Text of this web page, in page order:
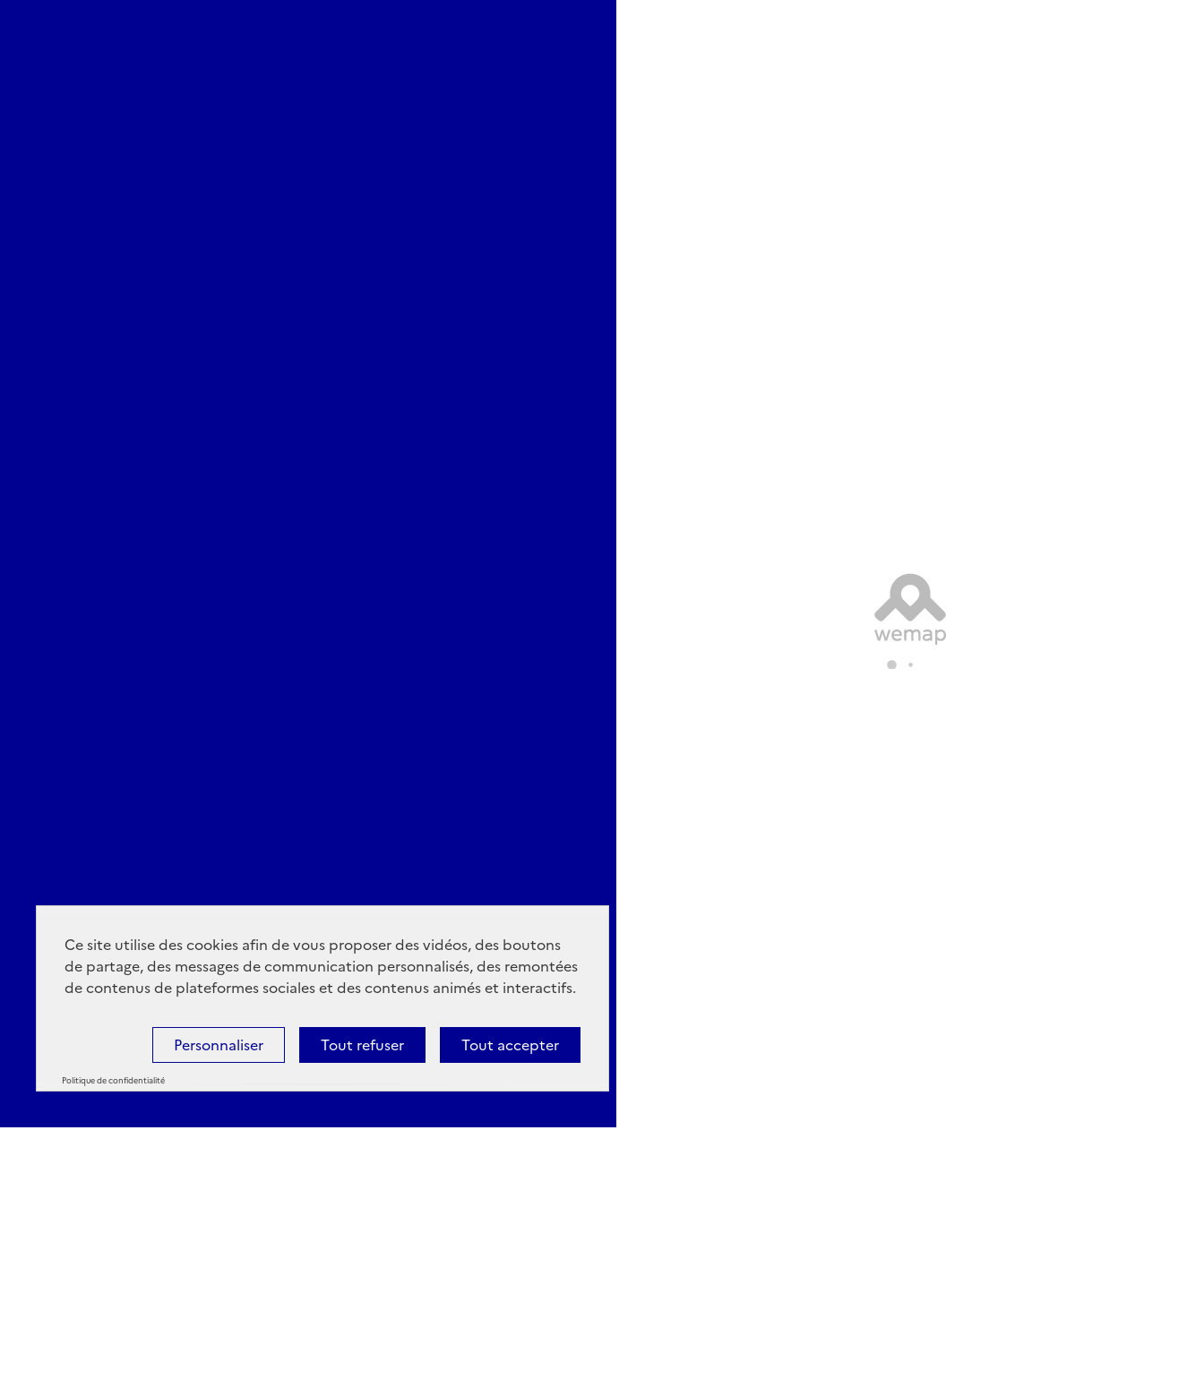
Ce site utilise des cookies afin de vous proposer des vidéos, des boutons
de partage, des messages de communication personnalisés, des remontées
de contenus de plateformes sociales et des contenus animés et interactifs.
Tout accepter
Tout refuser
Personnaliser
Politique de confidentialité